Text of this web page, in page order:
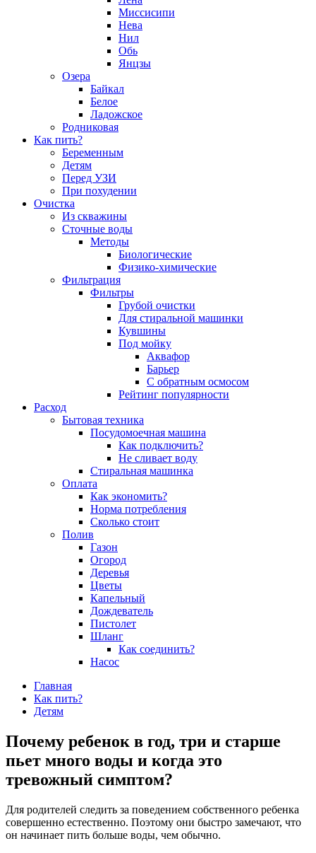
Миссисипи
Нева
Нил
Обь
Янцзы
Озера
Байкал
Белое
Ладожское
Родниковая
Как пить?
Беременным
Детям
Перед УЗИ
При похудении
Очистка
Из скважины
Сточные воды
Методы
Биологические
Физико-химические
Фильтрация
Фильтры
Грубой очистки
Для стиральной машинки
Кувшины
Под мойку
Аквафор
Барьер
С обратным осмосом
Рейтинг популярности
Расход
Бытовая техника
Посудомоечная машина
Как подключить?
Не сливает воду
Стиральная машинка
Оплата
Как экономить?
Норма потребления
Сколько стоит
Полив
Газон
Огород
Деревья
Цветы
Капельный
Дождеватель
Пистолет
Шланг
Как соединить?
Насос
Главная
Как пить?
Детям
Почему ребенок в год, три и старше
пьет много воды и когда это
тревожный симптом?
Для родителей следить за поведением собственного ребенка
совершенно естественно. Поэтому они быстро замечают, что
он начинает пить больше воды, чем обычно.